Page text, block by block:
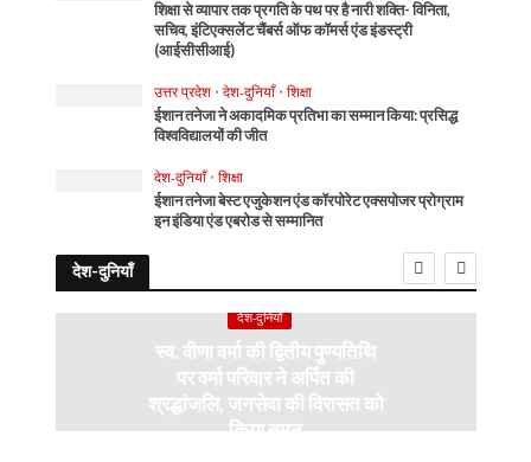
शिक्षा से व्यापार तक प्रगति के पथ पर है नारी शक्ति- विनिता,
सचिव, इंटिएक्सलेंट चैंबर्स ऑफ कॉमर्स एंड इंडस्ट्री
(आईसीसीआई)
उत्तर प्रदेश • देश-दुनियाँ • शिक्षा
ईशान तनेजा ने अकादमिक प्रतिभा का सम्मान किया: प्रसिद्ध
विश्वविद्यालयों की जीत
देश-दुनियाँ • शिक्षा
ईशान तनेजा बेस्ट एजुकेशन एंड कॉरपोरेट एक्सपोजर प्रोग्राम
इन इंडिया एंड एबरोड से सम्मानित
देश-दुनियाँ
देश-दुनियाँ
स्व. वीणा वर्मा की द्वितीय पुण्यतिथि
पर वर्मा परिवार ने अर्पित की
श्रद्धांजलि, जनसेवा की विरासत को
किया नमन